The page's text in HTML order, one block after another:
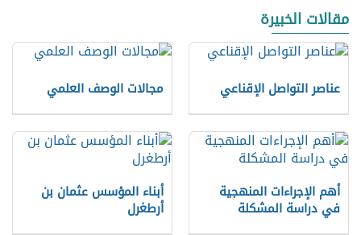
مقالات الخبيرة
عناصر التواصل الإقناعي مجالات الوصف العلمي
أهم الإجراءات المنهجية
في دراسة المشكلة
أبناء المؤسس عثمان بن
أرطغرل